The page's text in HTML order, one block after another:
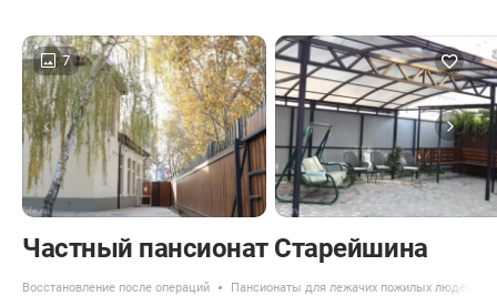
7
Частный пансионат Старейшина
Восстановление после операций Пансионаты для лежачих пожилых людей